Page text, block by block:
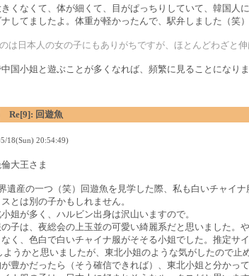
くなくて、体が細くて、目がぱっちりしていて、韓国人に
してましたよ。体重が軽かったんで、駅弁しました（笑
は日本人の女の子にもありがちですが、ほとんどわざと
国小姐と遊ぶことが多くなれば、頻繁に見ることになりま
Re[9]: 回遊魚
18(Sun) 20:54:49)
大王さま
遺産の一つ（笑）回遊魚を見学した際、私も白いチャイ
とは別の子かもしれません。
姐が多く、ハルビン出身は沢山いますので。
子は、夜総会の上玉並の可愛い綺麗系だと思いました。
く、色白で白いチャイナ服がそそる小姐でした。推定サ
ようかと思いましたが、東北小姐のような気がしたので
豊かだったら（そう確信できれば）、東北小姐と分かっ